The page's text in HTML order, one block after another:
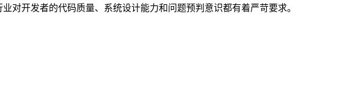
对开发者的代码质量、系统设计能力和问题预判意识都有着严苛要求。